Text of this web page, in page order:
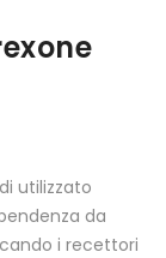
utilizzato
da
i recettori